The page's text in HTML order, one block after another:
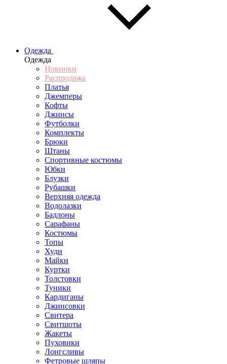
Одежда
Одежда
Новинки
Распродажа
Платья
Джемперы
Кофты
Джинсы
Футболки
Комплекты
Брюки
Штаны
Спортивные костюмы
Юбки
Блузки
Рубашки
Верхняя одежда
Водолазки
Бадлоны
Сарафаны
Костюмы
Топы
Худи
Майки
Куртки
Толстовки
Туники
Кардиганы
Джинсовки
Свитера
Свитшоты
Жакеты
Пуховики
Лонгсливы
Фетровые шляпы